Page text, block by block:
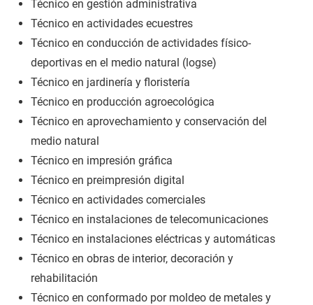
Técnico en gestión administrativa
Técnico en actividades ecuestres
Técnico en conducción de actividades físico-
deportivas en el medio natural (logse)
Técnico en jardinería y floristería
Técnico en producción agroecológica
Técnico en aprovechamiento y conservación del
medio natural
Técnico en impresión gráfica
Técnico en preimpresión digital
Técnico en actividades comerciales
Técnico en instalaciones de telecomunicaciones
Técnico en instalaciones eléctricas y automáticas
Técnico en obras de interior, decoración y
rehabilitación
Técnico en conformado por moldeo de metales y